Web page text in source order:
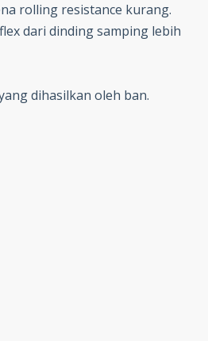
rolling resistance kurang.
dari dinding samping lebih
dihasilkan oleh ban.